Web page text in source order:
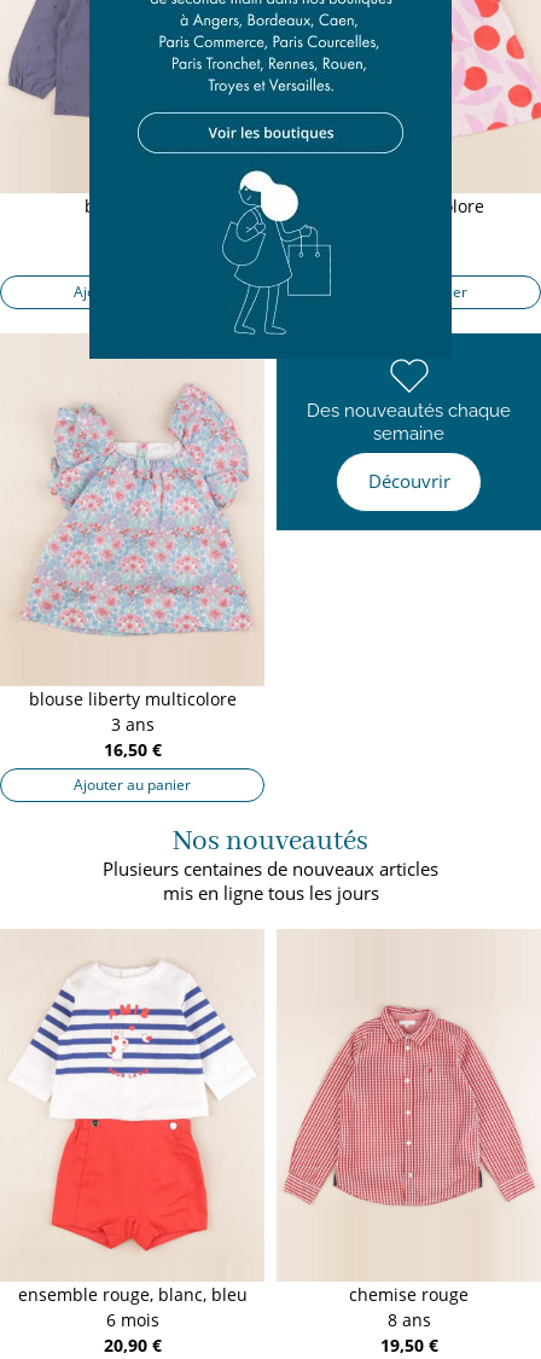
blouse bleu
Ajouter au panier
blouse multicolore
Ajouter au panier
blouse liberty multicolore
3 ans
16,50 €
Ajouter au panier
Des nouveautés chaque
semaine
Découvrir
Nos nouveautés
Plusieurs centaines de nouveaux articles
mis en ligne tous les jours
ensemble rouge, blanc, bleu
6 mois
20,90 €
chemise rouge
8 ans
19,50 €